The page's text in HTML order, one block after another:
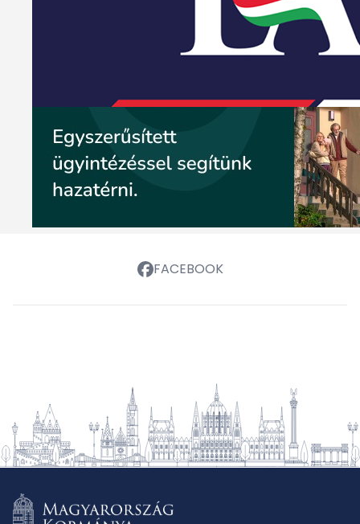
FACEBOOK